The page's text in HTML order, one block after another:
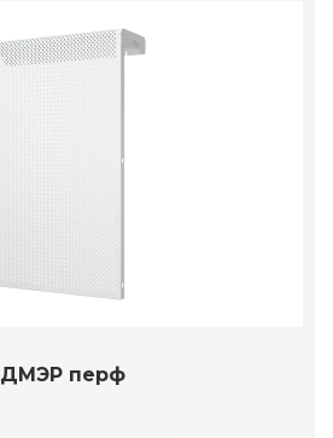
ДМЭР перф